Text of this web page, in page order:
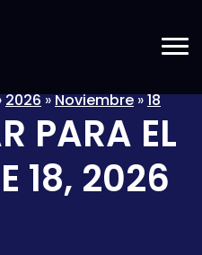
2026»Noviembre»18
PARA EL
18, 2026